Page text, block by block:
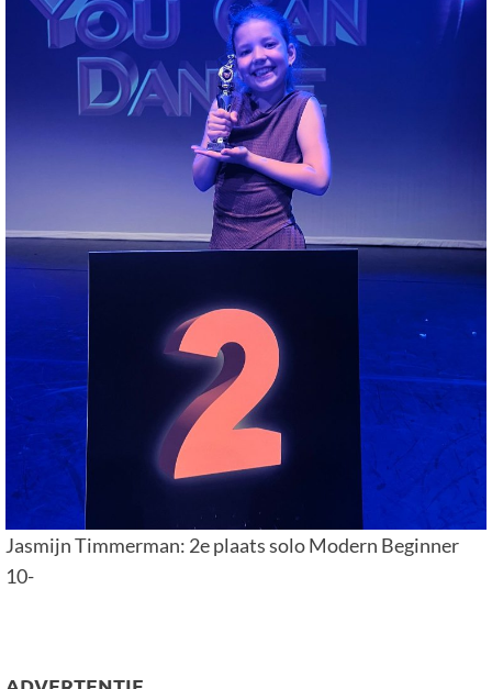
Jasmijn Timmerman: 2e plaats solo Modern Beginner
10-